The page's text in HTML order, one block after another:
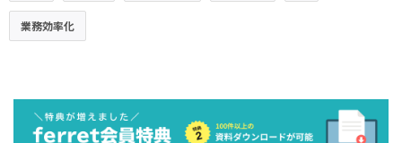
業務効率化